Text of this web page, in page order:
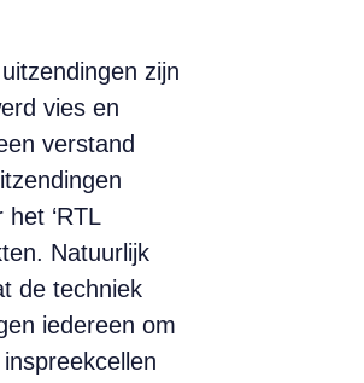
zijn
vies en
verstand
‘RTL
Natuurlijk
de techniek
iedereen om